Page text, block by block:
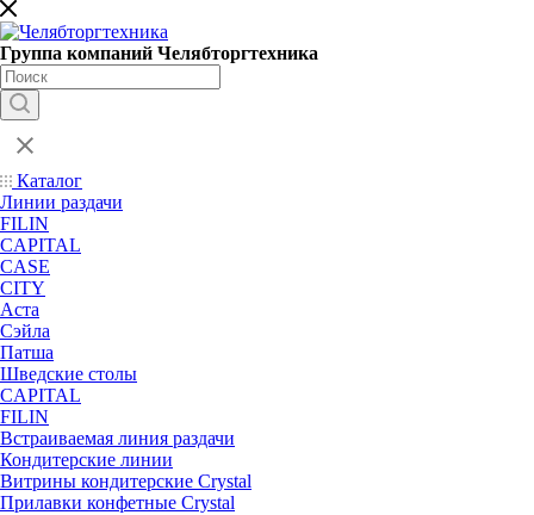
Группа компаний Челябторгтехника
Каталог
Линии раздачи
FILIN
CAPITAL
CASE
CITY
Аста
Сэйла
Патша
Шведские столы
CAPITAL
FILIN
Встраиваемая линия раздачи
Кондитерские линии
Витрины кондитерские Crystal
Прилавки конфетные Crystal